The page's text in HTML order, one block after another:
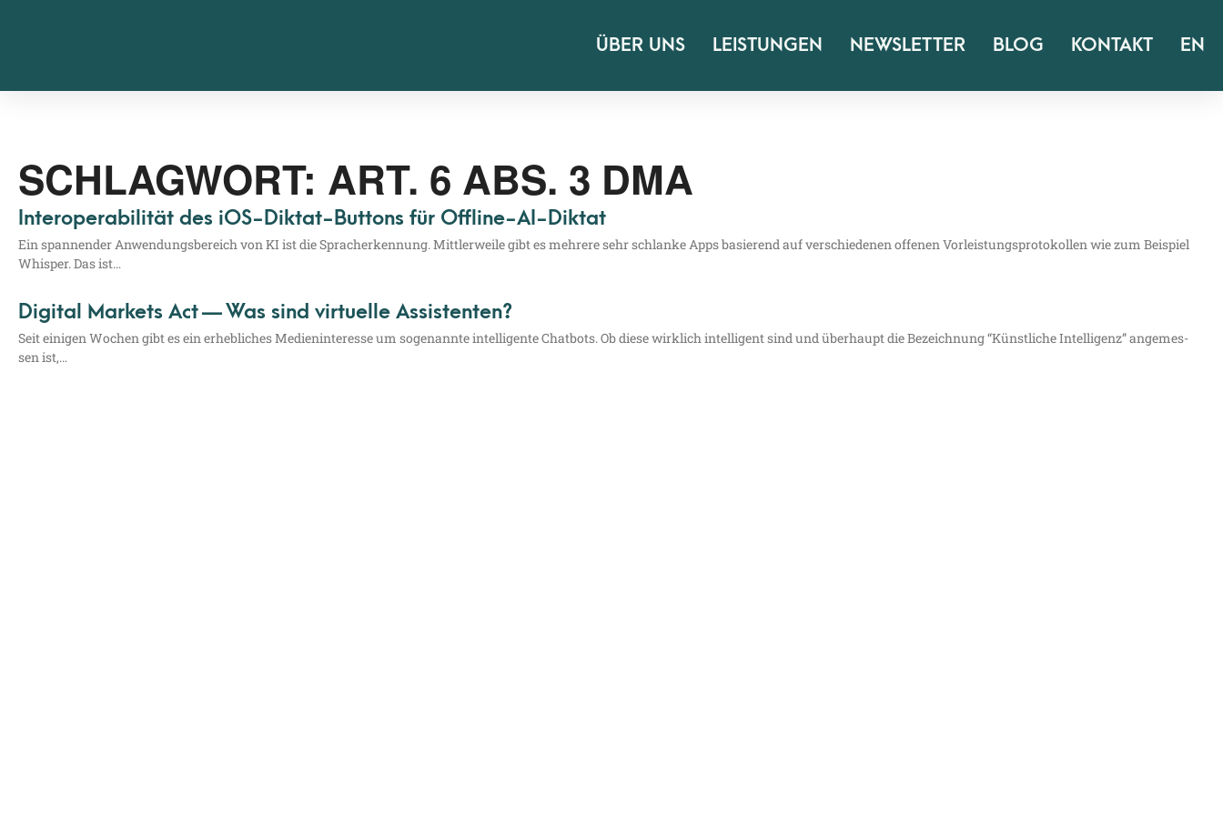
ÜBER UNS LEISTUNGEN NEWSLETTER BLOG KONTAKT EN
SCHLAGWORT: ART. 6 ABS. 3 DMA
Interoperabilität des iOS-Diktat-Buttons für Offline-AI-Diktat
Ein span­nen­der Anwen­dungs­be­reich von KI ist die Sprach­er­ken­nung. Mitt­ler­wei­le gibt es meh­re­re sehr schlan­ke Apps basie­rend auf ver­schie­de­nen offe­nen Vor­leis­tungs­pro­to­kol­len wie zum Bei­spiel
Whisper. Das ist…
Digital Markets Act — Was sind virtuelle Assistenten?
Seit eini­gen Wochen gibt es ein erheb­li­ches Medi­en­in­ter­es­se um soge­nann­te intel­li­gen­te Chat­bots. Ob die­se wirk­lich intel­li­gent sind und über­haupt die Bezeich­nung “Künst­li­che Intel­li­genz” ange­mes­
sen ist,…